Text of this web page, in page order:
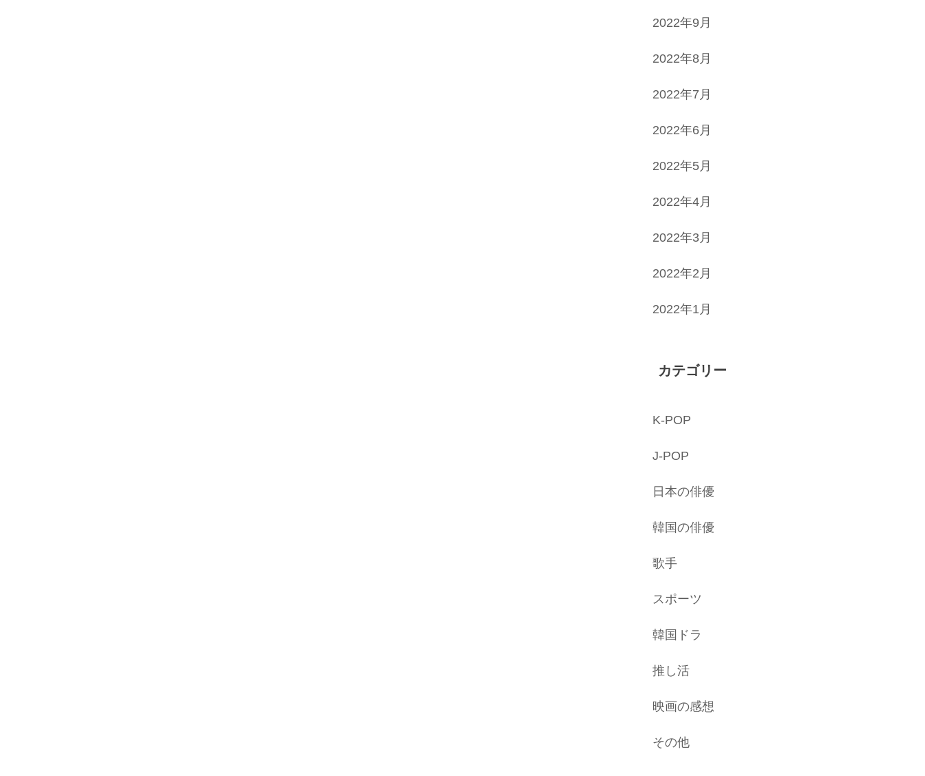
2022年9月
2022年8月
2022年7月
2022年6月
2022年5月
2022年4月
2022年3月
2022年2月
2022年1月
カテゴリー
K-POP
J-POP
日本の俳優
韓国の俳優
歌手
スポーツ
韓国ドラ
推し活
映画の感想
その他